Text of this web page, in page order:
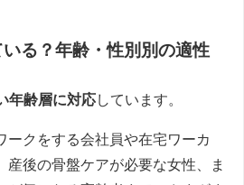
る？年齢・性別別の適性
年齢層に対応しています。
ークをする会社員や在宅ワーカ
産後の骨盤ケアが必要な女性、ま